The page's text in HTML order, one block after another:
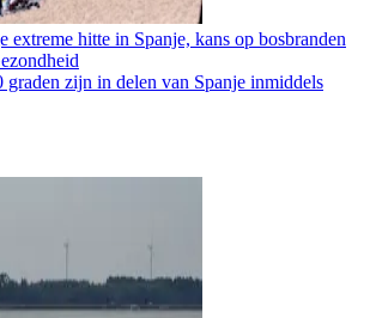
extreme hitte in Spanje, kans op bosbranden
graden zijn in delen van Spanje inmiddels